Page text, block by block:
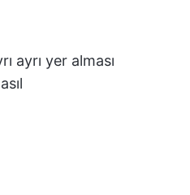
ayrı yer alması